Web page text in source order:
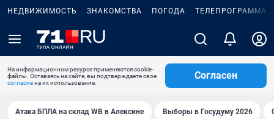
НЕДВИЖИМОСТЬ ЗНАКОМСТВА ПОГОДА ТЕЛЕПРОГРАММА
На информационном ресурсе применяются cookie-
файлы. Оставаясь на сайте, вы подтверждаете свое
согласиена их использование.
Согласен
Атака БПЛА на склад WB в Алексине Выборы в Госудуму 2026